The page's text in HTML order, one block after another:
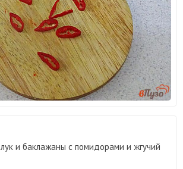
и баклажаны с помидорами и жгучий